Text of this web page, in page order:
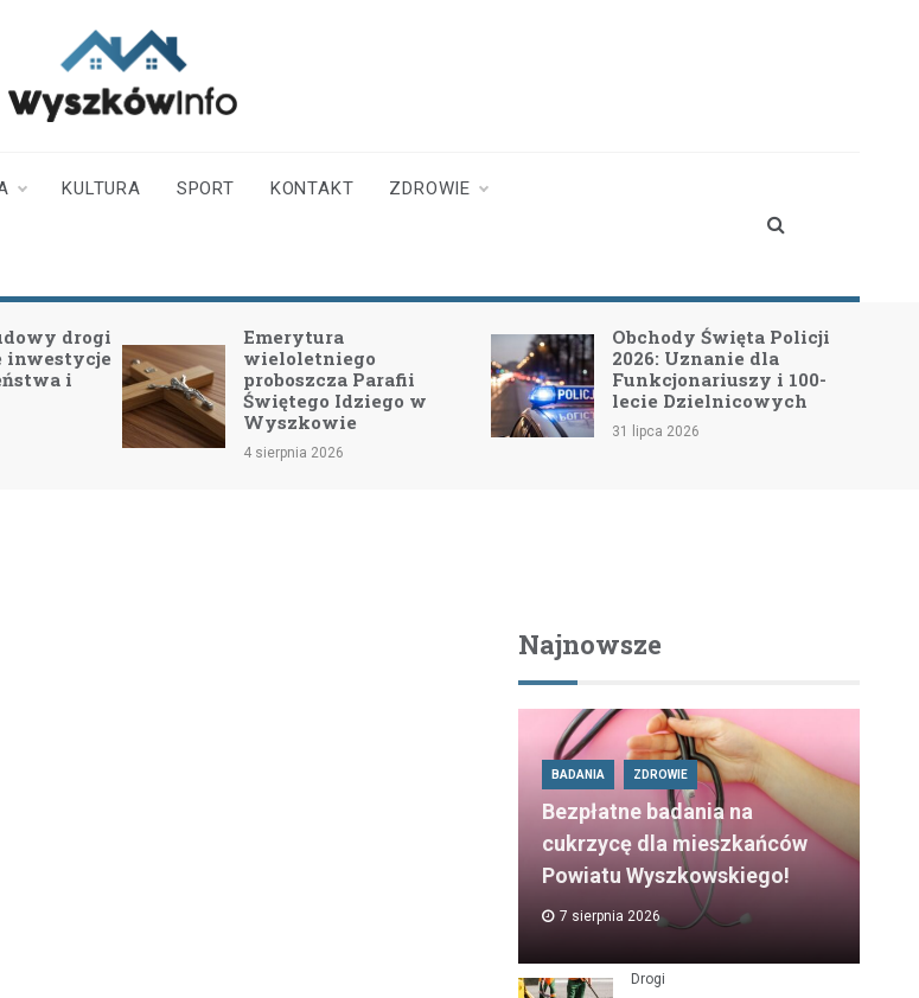
KULTURA SPORT KONTAKT ZDROWIE
drogi
inwestycje
i
Emerytura
wieloletniego
proboszcza Parafii
Świętego Idziego w
Wyszkowie
4 sierpnia 2026
Obchody Święta Policji
2026: Uznanie dla
Funkcjonariuszy i 100-
lecie Dzielnicowych
31 lipca 2026
Najnowsze
BADANIA ZDROWIE
Bezpłatne badania na
cukrzycę dla mieszkańców
Powiatu Wyszkowskiego!
7 sierpnia 2026
Drogi